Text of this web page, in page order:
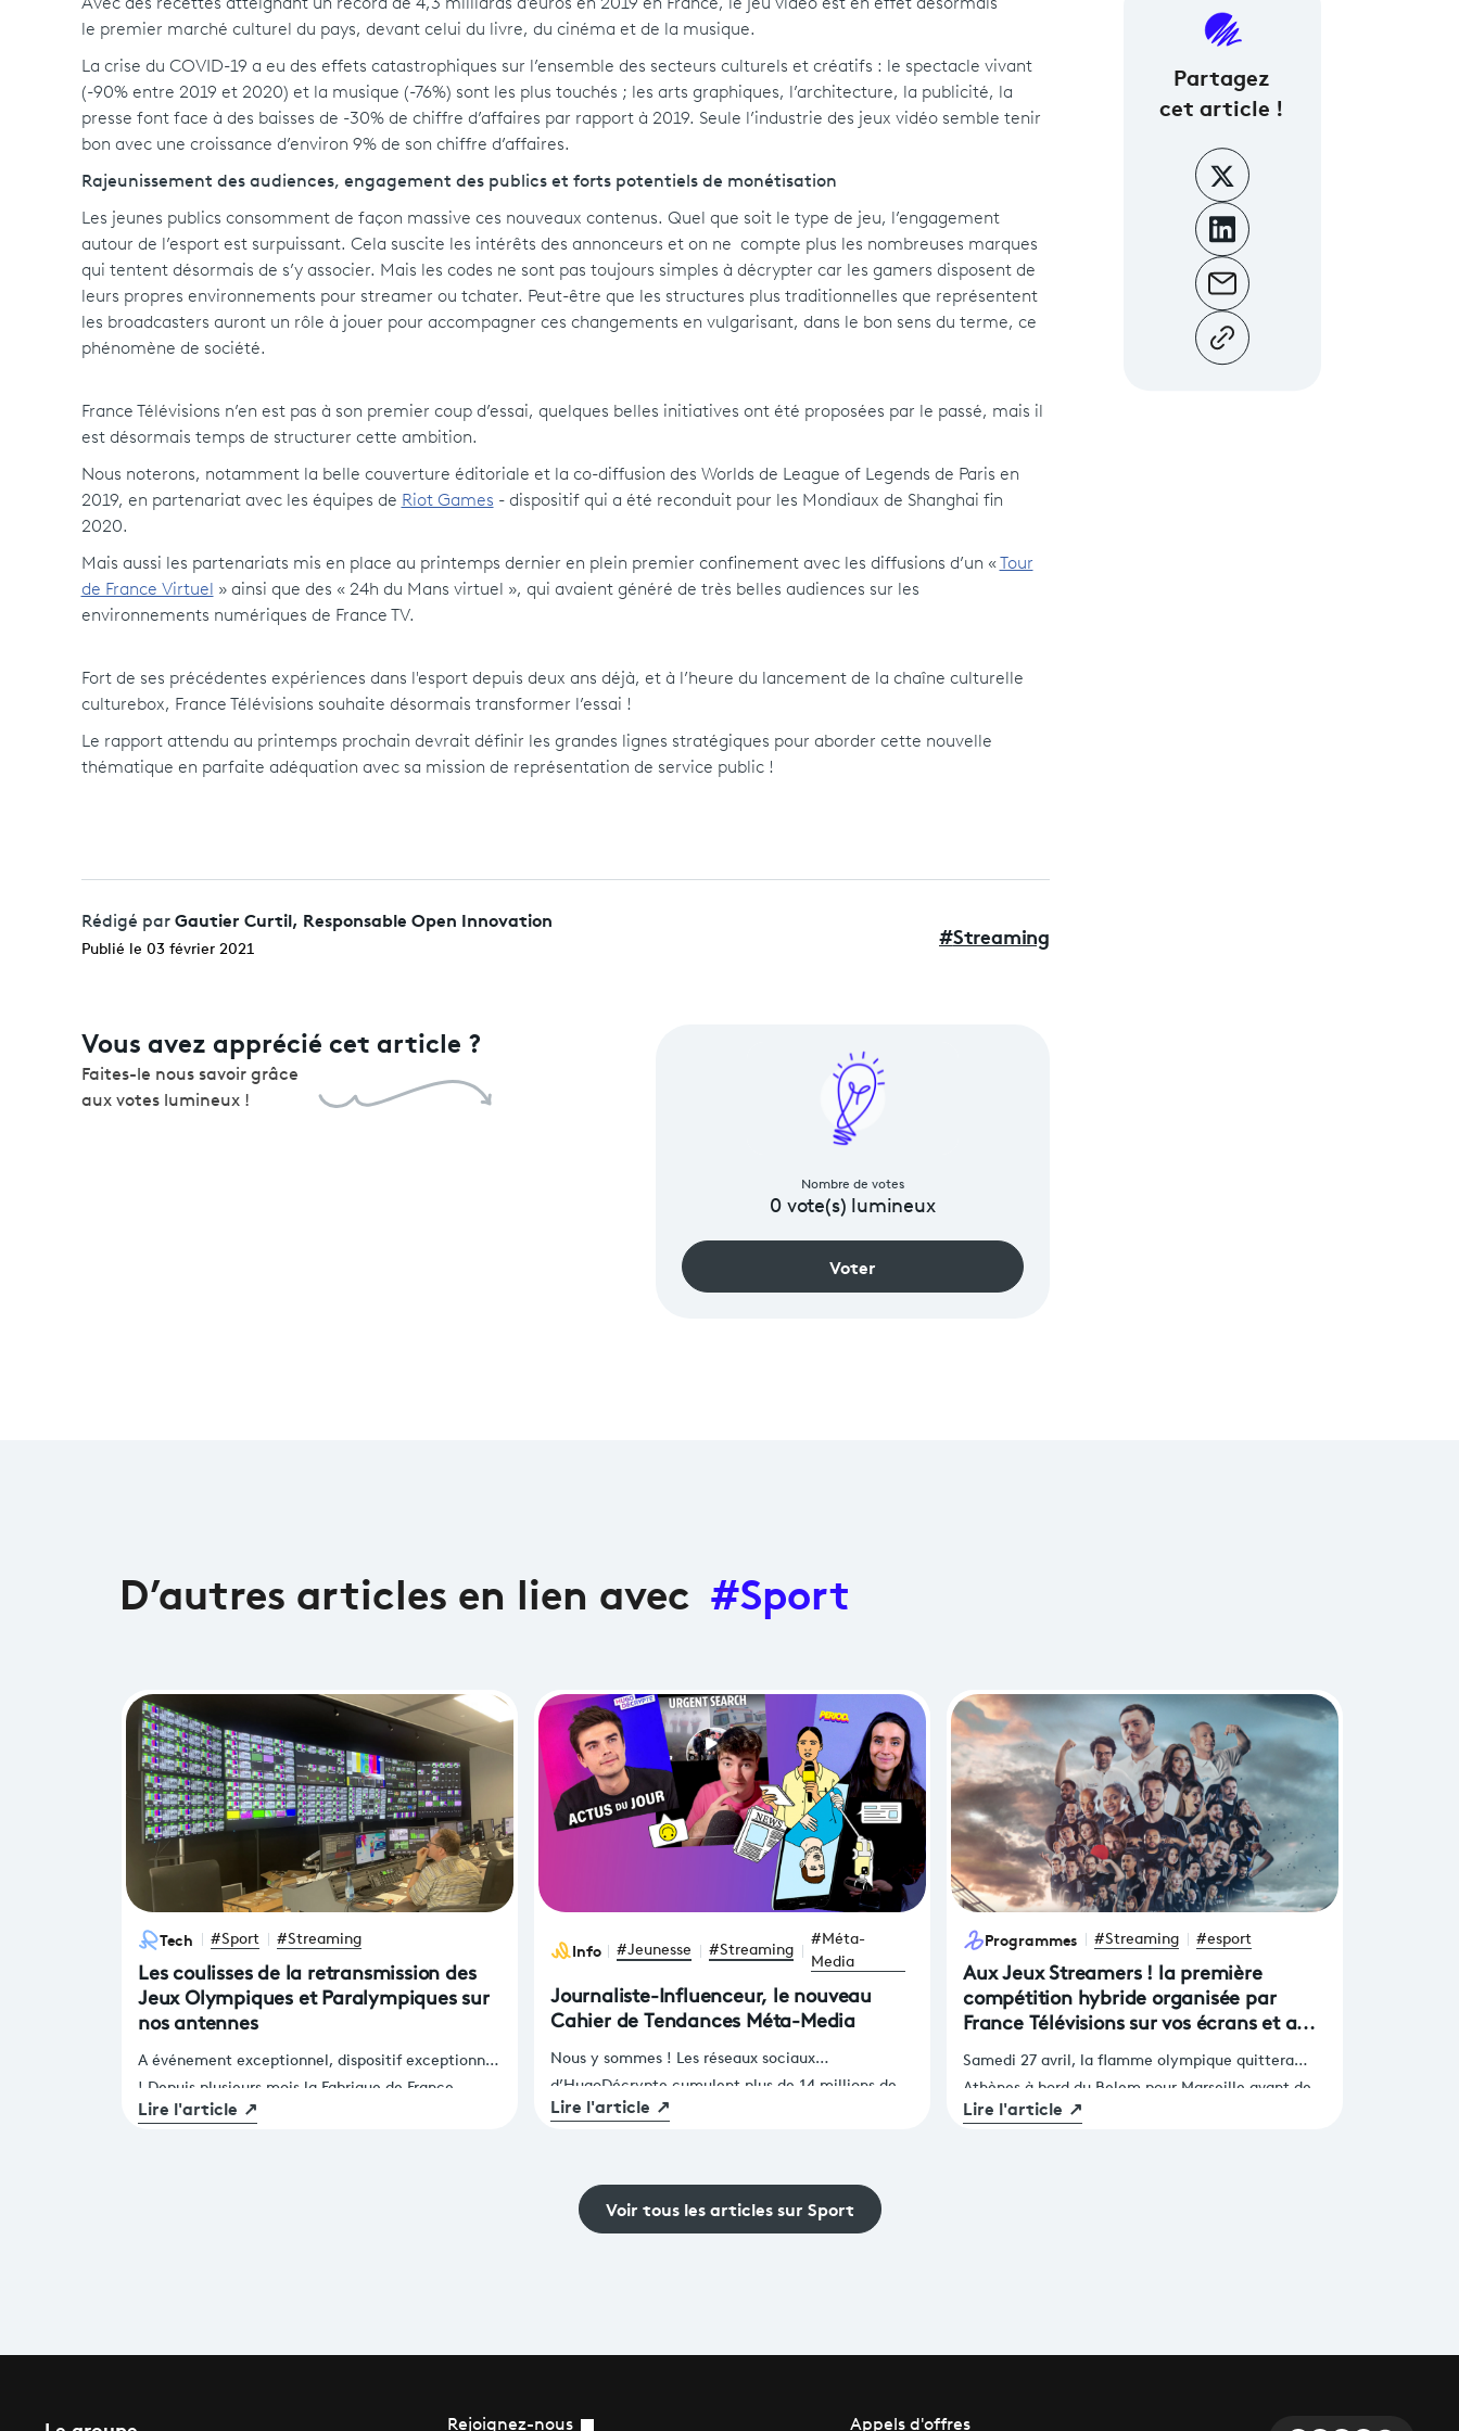
Avec des recettes atteignant un record de 4,3 milliards d'euros en 2019 en France, le jeu vidéo est en effet désormais
le premier marché culturel du pays, devant celui du livre, du cinéma et de la musique.
La crise du COVID-19 a eu des effets catastrophiques sur l’ensemble des secteurs culturels et créatifs : le spectacle vivant
(-90% entre 2019 et 2020) et la musique (-76%) sont les plus touchés ; les arts graphiques, l’architecture, la publicité, la
presse font face à des baisses de -30% de chiffre d’affaires par rapport à 2019. Seule l’industrie des jeux vidéo semble tenir
bon avec une croissance d’environ 9% de son chiffre d’affaires.
Rajeunissement des audiences, engagement des publics et forts potentiels de monétisation
Les jeunes publics consomment de façon massive ces nouveaux contenus. Quel que soit le type de jeu, l’engagement
autour de l’esport est surpuissant. Cela suscite les intérêts des annonceurs et on ne compte plus les nombreuses marques
qui tentent désormais de s’y associer. Mais les codes ne sont pas toujours simples à décrypter car les gamers disposent de
leurs propres environnements pour streamer ou tchater. Peut-être que les structures plus traditionnelles que représentent
les broadcasters auront un rôle à jouer pour accompagner ces changements en vulgarisant, dans le bon sens du terme, ce
phénomène de société.
France Télévisions n’en est pas à son premier coup d’essai, quelques belles initiatives ont été proposées par le passé, mais il
est désormais temps de structurer cette ambition.
Nous noterons, notamment la belle couverture éditoriale et la co-diffusion des Worlds de League of Legends de Paris en
2019, en partenariat avec les équipes de Riot Games - dispositif qui a été reconduit pour les Mondiaux de Shanghai fin
2020.
Mais aussi les partenariats mis en place au printemps dernier en plein premier confinement avec les diffusions d’un «
Tour
de France Virtuel
» ainsi que des « 24h du Mans virtuel », qui avaient généré de très belles audiences sur les
environnements numériques de France TV.
Fort de ses précédentes expériences dans l'esport depuis deux ans déjà, et à l’heure du lancement de la chaîne culturelle
culturebox, France Télévisions souhaite désormais transformer l’essai !
Le rapport attendu au printemps prochain devrait définir les grandes lignes stratégiques pour aborder cette nouvelle
thématique en parfaite adéquation avec sa mission de représentation de service public !
Rédigé par Gautier Curtil, Responsable Open Innovation
Publié le 03 février 2021
#Streaming
Vous avez apprécié cet article ?
Faites-le nous savoir grâce
aux votes lumineux !
Nombre de votes
0 vote(s) lumineux
Voter
Partagez
cet article !
D’autres articles en lien avec #Sport
Tech #Sport #Streaming
Les coulisses de la retransmission des
Jeux Olympiques et Paralympiques sur
nos antennes
A événement exceptionnel, dispositif exceptionnel
! Depuis plusieurs mois la Fabrique de France
Télévisions est pleinement mobilisée pour offrir
Lire l'article ↗
Info #Jeunesse #Streaming
#Méta-
Media
Journaliste-Influenceur, le nouveau
Cahier de Tendances Méta-Media
Nous y sommes ! Les réseaux sociaux
d’HugoDécrypte cumulent plus de 14 millions de
followers, surpassant ainsi Le Monde, et MrBeast
pour s’informer, citent davantage les créateurs de
contenu que les marques média traditionnelles. Le
Lire l'article ↗
Programmes #Streaming #esport
Aux Jeux Streamers ! la première
compétition hybride organisée par
France Télévisions sur vos écrans et au
Paris La Défense Arena
Samedi 27 avril, la flamme olympique quittera
Athènes à bord du Belem pour Marseille avant de
rejoindre la capitale française. A 90 jours de la
Lire l'article ↗
Voir tous les articles sur Sport
Rejoignez-nous Appels d'offres